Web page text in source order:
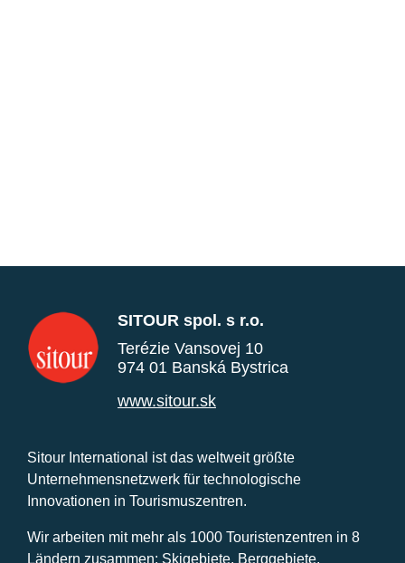
SITOUR spol. s r.o.
Terézie Vansovej 10
974 01 Banská Bystrica
www.sitour.sk
Sitour International ist das weltweit größte
Unternehmensnetzwerk für technologische
Innovationen in Tourismuszentren.
Wir arbeiten mit mehr als 1000 Touristenzentren in 8
Ländern zusammen: Skigebiete, Berggebiete,